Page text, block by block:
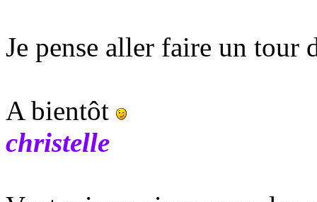
Je pense aller faire un tour
A bientôt
christelle